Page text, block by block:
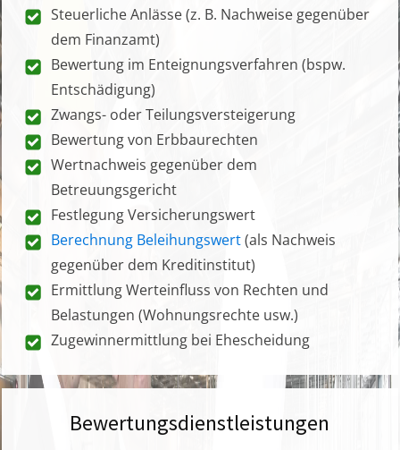
Steuerliche Anlässe (z. B. Nachweise gegenüber
dem Finanzamt)
Bewertung im Enteignungsverfahren (bspw.
Entschädigung)
Zwangs- oder Teilungsversteigerung
Bewertung von Erbbaurechten
Wertnachweis gegenüber dem
Betreuungsgericht
Festlegung Versicherungswert
Berechnung Beleihungswert(als Nachweis
gegenüber dem Kreditinstitut)
Ermittlung Werteinfluss von Rechten und
Belastungen (Wohnungsrechte usw.)
Zugewinnermittlung bei Ehescheidung
Bewertungsdienstleistungen